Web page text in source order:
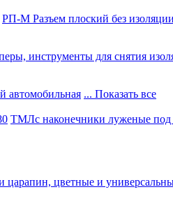
РП-М Разъем плоский без изоляции
инструменты для снятия
автомобильная ... Показать все
ТМЛс наконечники луженые под
царапин, цветные и